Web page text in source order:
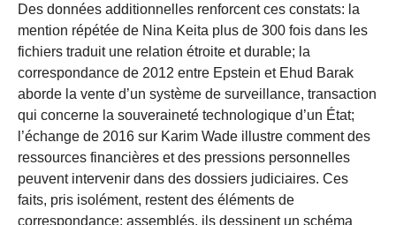
Des données additionnelles renforcent ces constats: la
mention répétée de Nina Keita plus de 300 fois dans les
fichiers traduit une relation étroite et durable; la
correspondance de 2012 entre Epstein et Ehud Barak
aborde la vente d’un système de surveillance, transaction
qui concerne la souveraineté technologique d’un État;
l’échange de 2016 sur Karim Wade illustre comment des
ressources financières et des pressions personnelles
peuvent intervenir dans des dossiers judiciaires. Ces
faits, pris isolément, restent des éléments de
correspondance; assemblés, ils dessinent un schéma